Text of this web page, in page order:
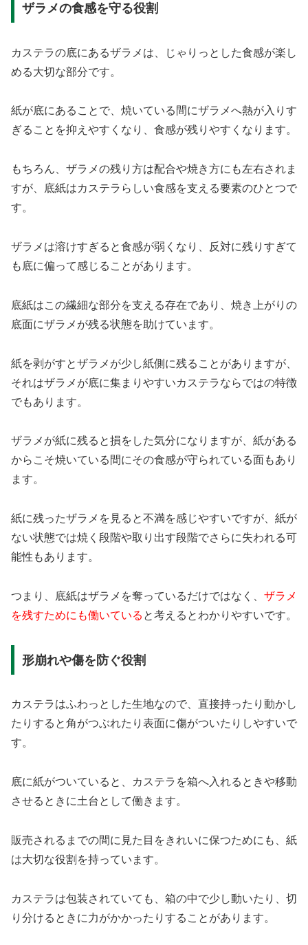
ザラメの食感を守る役割
カステラの底にあるザラメは、じゃりっとした食感が楽し
める大切な部分です。
紙が底にあることで、焼いている間にザラメへ熱が入りす
ぎることを抑えやすくなり、食感が残りやすくなります。
もちろん、ザラメの残り方は配合や焼き方にも左右されま
すが、底紙はカステラらしい食感を支える要素のひとつで
す。
ザラメは溶けすぎると食感が弱くなり、反対に残りすぎて
も底に偏って感じることがあります。
底紙はこの繊細な部分を支える存在であり、焼き上がりの
底面にザラメが残る状態を助けています。
紙を剥がすとザラメが少し紙側に残ることがありますが、
それはザラメが底に集まりやすいカステラならではの特徴
でもあります。
ザラメが紙に残ると損をした気分になりますが、紙がある
からこそ焼いている間にその食感が守られている面もあり
ます。
紙に残ったザラメを見ると不満を感じやすいですが、紙が
ない状態では焼く段階や取り出す段階でさらに失われる可
能性もあります。
つまり、底紙はザラメを奪っているだけではなく、 ザラメ
を残すためにも働いている と考えるとわかりやすいです。
形崩れや傷を防ぐ役割
カステラはふわっとした生地なので、直接持ったり動かし
たりすると角がつぶれたり表面に傷がついたりしやすいで
す。
底に紙がついていると、カステラを箱へ入れるときや移動
させるときに土台として働きます。
販売されるまでの間に見た目をきれいに保つためにも、紙
は大切な役割を持っています。
カステラは包装されていても、箱の中で少し動いたり、切
り分けるときに力がかかったりすることがあります。